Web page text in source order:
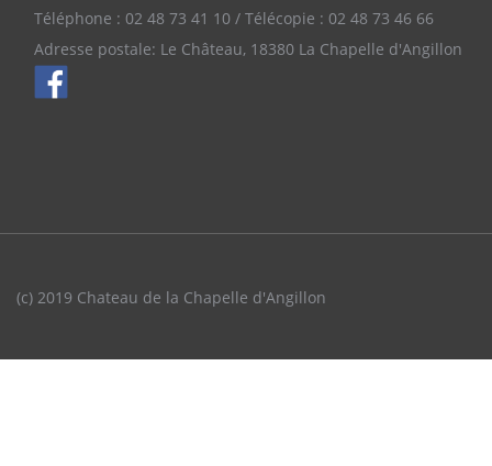
Téléphone : 02 48 73 41 10 / Télécopie : 02 48 73 46 66
Adresse postale: Le Château, 18380 La Chapelle d'Angillon
(c) 2019 Chateau de la Chapelle d'Angillon